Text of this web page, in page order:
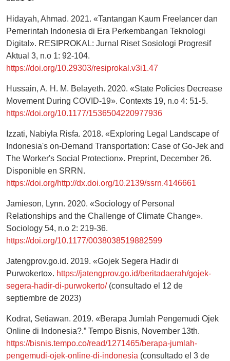
Hidayah, Ahmad. 2021. «Tantangan Kaum Freelancer dan
Pemerintah Indonesia di Era Perkembangan Teknologi
Digital». RESIPROKAL: Jurnal Riset Sosiologi Progresif
Aktual 3, n.o 1: 92-104.
https://doi.org/10.29303/resiprokal.v3i1.47
Hussain, A. H. M. Belayeth. 2020. «State Policies Decrease
Movement During COVID-19». Contexts 19, n.o 4: 51-5.
https://doi.org/10.1177/1536504220977936
Izzati, Nabiyla Risfa. 2018. «Exploring Legal Landscape of
Indonesia's on-Demand Transportation: Case of Go-Jek and
The Worker's Social Protection». Preprint, December 26.
Disponible en SRRN.
https://doi.org/http://dx.doi.org/10.2139/ssrn.4146661
Jamieson, Lynn. 2020. «Sociology of Personal
Relationships and the Challenge of Climate Change».
Sociology 54, n.o 2: 219-36.
https://doi.org/10.1177/0038038519882599
Jatengprov.go.id. 2019. «Gojek Segera Hadir di
Purwokerto». https://jatengprov.go.id/beritadaerah/gojek-
segera-hadir-di-purwokerto/(consultado el 12 de
septiembre de 2023)
Kodrat, Setiawan. 2019. «Berapa Jumlah Pengemudi Ojek
Online di Indonesia?.” Tempo Bisnis, November 13th.
https://bisnis.tempo.co/read/1271465/berapa-jumlah-
pengemudi-ojek-online-di-indonesia (consultado el 3 de